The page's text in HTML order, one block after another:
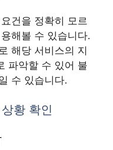
건을 정확히 모르
해볼 수 있습니다.
해당 서비스의 지
파악할 수 있어 불
수 있습니다.
황 확인